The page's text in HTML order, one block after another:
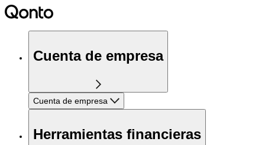
Cuenta de empresa
Cuenta de empresa
Herramientas financieras